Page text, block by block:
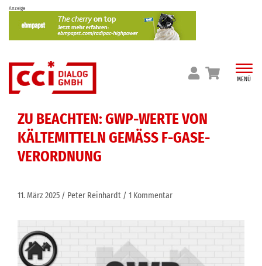
Skip
content
Anzeige
MENÜ
ZU BEACHTEN: GWP-WERTE VON
KÄLTEMITTELN GEMÄSS F-GASE-V
ERORDNUNG
11. März 2025 Peter Reinhardt 1 Kommentar